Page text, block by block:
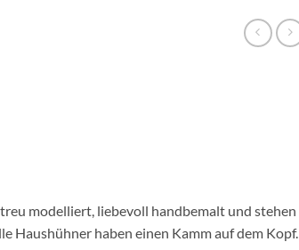
modelliert, liebevoll handbemalt und stehen
Haushühner haben einen Kamm auf dem Kopf.